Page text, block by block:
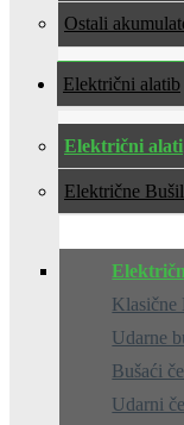
Ostali
Električni alati
Električni alati
Električne
Klasične
Udarne
Bušaći
Udarni